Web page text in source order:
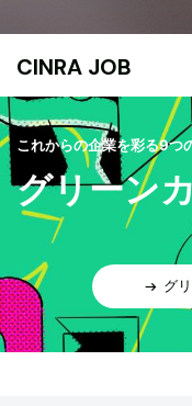
CINRA JOB
これからの企業を彩る9つ
グリーン
グ